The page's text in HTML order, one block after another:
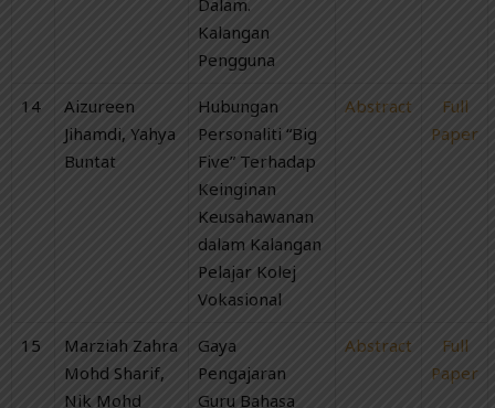
Kalangan
Pengguna
14
Aizureen
Jihamdi, Yahya
Buntat
Hubungan
Personaliti “Big
Five” Terhadap
Keinginan
Keusahawanan
dalam Kalangan
Pelajar Kolej
Vokasional
Abstract
Full
Paper
15
Marziah Zahra
Mohd Sharif,
Nik Mohd
Gaya
Pengajaran
Guru Bahasa
Abstract
Full
Paper